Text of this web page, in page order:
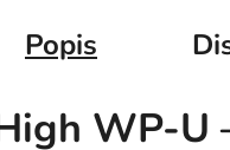
Popis
WP-